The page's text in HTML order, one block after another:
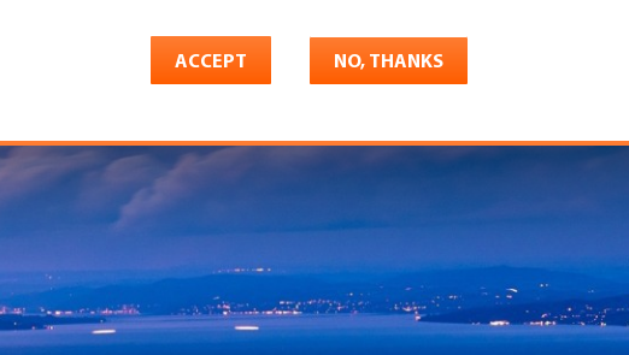
ACCEPT NO, THANKS